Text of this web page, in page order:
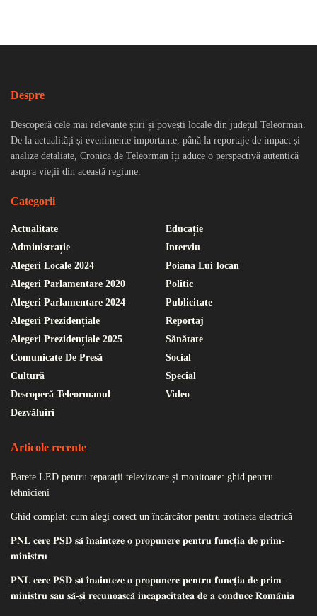
Despre
Descoperă cele mai relevante știri și povești locale din județul Teleorman.
De la actualități și evenimente importante, până la reportaje de impact și
analize detaliate, Cronica de Teleorman îți aduce o perspectivă autentică
asupra vieții din această regiune.
Categorii
Actualitate
Administrație
Alegeri Locale 2024
Alegeri Parlamentare 2020
Alegeri Parlamentare 2024
Alegeri Prezidențiale
Alegeri Prezidențiale 2025
Comunicate De Presă
Cultură
Descoperă Teleormanul
Dezvăluiri
Educație
Interviu
Poiana Lui Iocan
Politic
Publicitate
Reportaj
Sănătate
Social
Special
Video
Articole recente
Barete LED pentru reparații televizoare și monitoare: ghid pentru
tehnicieni
Ghid complet: cum alegi corect un încărcător pentru trotineta electrică
𝐏𝐍𝐋 𝐜𝐞𝐫𝐞 𝐏𝐒𝐃 𝐬𝐚̆ 𝐢̂𝐧𝐚𝐢𝐧𝐭𝐞𝐳𝐞 𝐨 𝐩𝐫𝐨𝐩𝐮𝐧𝐞𝐫𝐞 𝐩𝐞𝐧𝐭𝐫𝐮 𝐟𝐮𝐧𝐜𝐭̦𝐢𝐚 𝐝𝐞 𝐩𝐫𝐢𝐦-
𝐦𝐢𝐧𝐢𝐬𝐭𝐫𝐮
𝐏𝐍𝐋 𝐜𝐞𝐫𝐞 𝐏𝐒𝐃 𝐬𝐚̆ 𝐢̂𝐧𝐚𝐢𝐧𝐭𝐞𝐳𝐞 𝐨 𝐩𝐫𝐨𝐩𝐮𝐧𝐞𝐫𝐞 𝐩𝐞𝐧𝐭𝐫𝐮 𝐟𝐮𝐧𝐜𝐭̦𝐢𝐚 𝐝𝐞 𝐩𝐫𝐢𝐦-
𝐦𝐢𝐧𝐢𝐬𝐭𝐫𝐮 𝐬𝐚𝐮 𝐬𝐚̆-𝐬̦𝐢 𝐫𝐞𝐜𝐮𝐧𝐨𝐚𝐬𝐜𝐚̆ 𝐢𝐧𝐜𝐚𝐩𝐚𝐜𝐢𝐭𝐚𝐭𝐞𝐚 𝐝𝐞 𝐚 𝐜𝐨𝐧𝐝𝐮𝐜𝐞 𝐑𝐨𝐦𝐚̂𝐧𝐢𝐚